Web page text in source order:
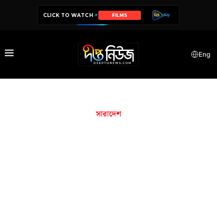
CLICK TO WATCH SERIES
Eng
সারাদেশ